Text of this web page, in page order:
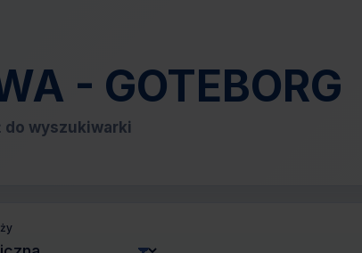
- GOTEBORG
do wyszukiwarki